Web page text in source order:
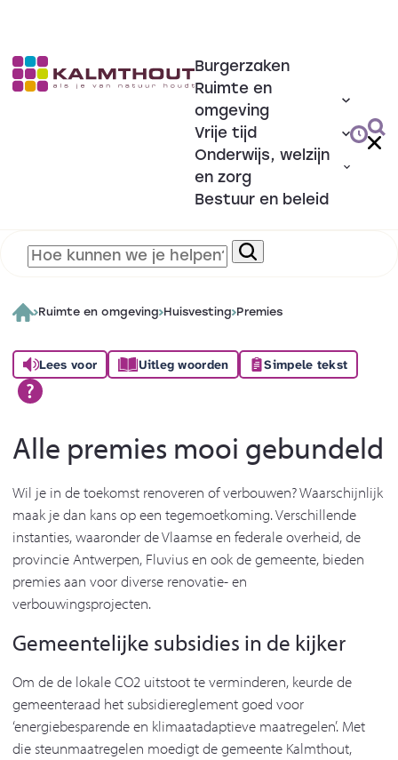
Burgerzaken
Ruimte en
omgeving
Vrije tijd
Onderwijs, welzijn
en zorg
Bestuur en beleid
Ruimte en omgeving Huisvesting Premies
Lees voor Uitleg woorden Simpele tekst
Alle premies mooi gebundeld
Wil je in de toekomst renoveren of verbouwen? Waarschijnlijk
maak je dan kans op een tegemoetkoming. Verschillende
instanties, waaronder de Vlaamse en federale overheid, de
provincie Antwerpen, Fluvius en ook de gemeente, bieden
premies aan voor diverse renovatie- en
verbouwingsprojecten.
Gemeentelijke subsidies in de kijker
Om de de lokale CO2 uitstoot te verminderen, keurde de
gemeenteraad het subsidiereglement goed voor
‘energiebesparende en klimaatadaptieve maatregelen’. Met
die steunmaatregelen moedigt de gemeente Kalmthout,